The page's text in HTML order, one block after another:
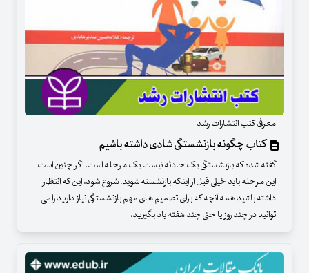
معرفی کتب انتشارات رشد
کتاب چگونه بازنشستگی شادی داشته باشیم
گفته شده که بازنشستگی یک حادثه نیست یک مرحله است. اگر چنین است
این مرحله باید خیلی قبل از اینکه بازنشسته شوید، شروع شود. این که انتظار
داشته باشید همه آنچه که برای تصمیم های مهم بازنشستگی نیاز دارید را می
توانید در چند روز یا حتی چند هفته یاد بگیرید،